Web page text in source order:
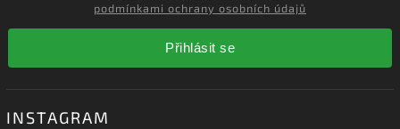
podmínkami ochrany osobních údajů
Přihlásit se
INSTAGRAM